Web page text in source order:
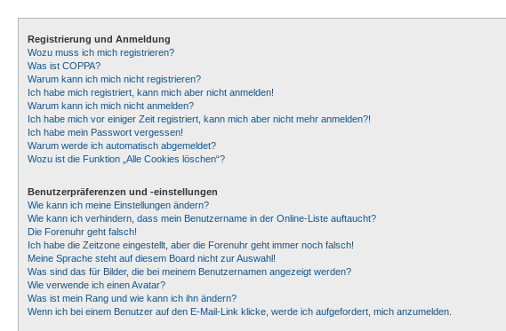
Registrierung und Anmeldung
Wozu muss ich mich registrieren?
Was ist COPPA?
Warum kann ich mich nicht registrieren?
Ich habe mich registriert, kann mich aber nicht anmelden!
Warum kann ich mich nicht anmelden?
Ich habe mich vor einiger Zeit registriert, kann mich aber nicht mehr anmelden?!
Ich habe mein Passwort vergessen!
Warum werde ich automatisch abgemeldet?
Wozu ist die Funktion „Alle Cookies löschen“?
Benutzerpräferenzen und -einstellungen
Wie kann ich meine Einstellungen ändern?
Wie kann ich verhindern, dass mein Benutzername in der Online-Liste auftaucht?
Die Forenuhr geht falsch!
Ich habe die Zeitzone eingestellt, aber die Forenuhr geht immer noch falsch!
Meine Sprache steht auf diesem Board nicht zur Auswahl!
Was sind das für Bilder, die bei meinem Benutzernamen angezeigt werden?
Wie verwende ich einen Avatar?
Was ist mein Rang und wie kann ich ihn ändern?
Wenn ich bei einem Benutzer auf den E-Mail-Link klicke, werde ich aufgefordert, mich anzumelden.